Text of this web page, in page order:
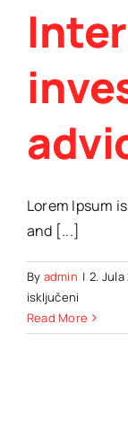
Lorem Ipsum
and [...]
By admin | 2. Jula
isključeni
Read More